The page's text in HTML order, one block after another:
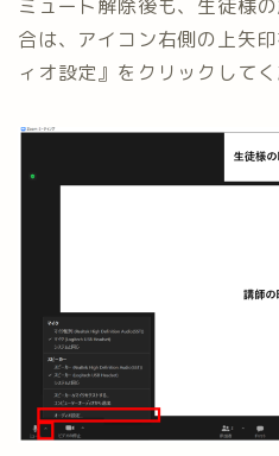
ミュート解除後も、生徒様
合は、アイコン右側の上矢
ィオ設定』をクリックしてく